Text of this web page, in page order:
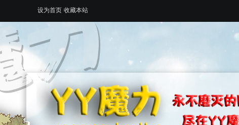
设为首页 收藏本站